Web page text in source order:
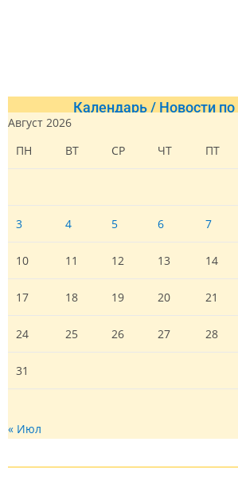
Календарь / Новости
Август 2026
ПН
ВТ СР ЧТ ПТ
3 4 5 6 7
10 11 12 13 14
17 18 19 20 21
24 25 26 27 28
31
« Июл